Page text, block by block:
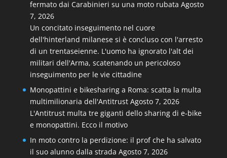
fermato dai Carabinieri su una moto rubata Agosto
7, 2026
Un concitato inseguimento nel cuore
dell'hinterland milanese si è concluso con l'arresto
di un trentaseienne. L'uomo ha ignorato l'alt dei
militari dell'Arma, scatenando un pericoloso
inseguimento per le vie cittadine
Monopattini e bikesharing a Roma: scatta la multa
multimilionaria dell'Antitrust Agosto 7, 2026
L'Antitrust multa tre giganti dello sharing di e-bike
e monopattini. Ecco il motivo
In moto contro la perdizione: il prof che ha salvato
il suo alunno dalla strada Agosto 7, 2026